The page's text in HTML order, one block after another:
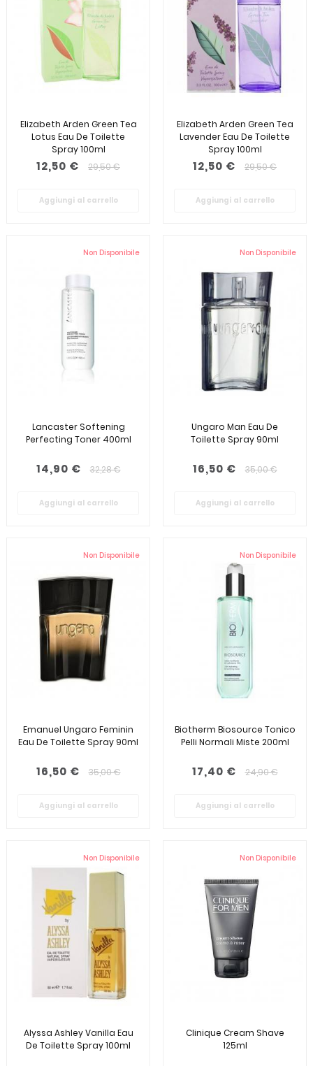
Elizabeth Arden Green Tea
Lotus Eau De Toilette
Spray 100ml
12,50 € 29,50 €
Aggiungi al carrello
Elizabeth Arden Green Tea
Lavender Eau De Toilette
Spray 100ml
12,50 € 29,50 €
Aggiungi al carrello
Non Disponibile
Lancaster Softening
Perfecting Toner 400ml
14,90 € 32,28 €
Aggiungi al carrello
Non Disponibile
Ungaro Man Eau De
Toilette Spray 90ml
16,50 € 35,00 €
Aggiungi al carrello
Non Disponibile
Emanuel Ungaro Feminin
Eau De Toilette Spray 90ml
16,50 € 35,00 €
Aggiungi al carrello
Non Disponibile
Biotherm Biosource Tonico
Pelli Normali Miste 200ml
17,40 € 24,90 €
Aggiungi al carrello
Non Disponibile
Alyssa Ashley Vanilla Eau
De Toilette Spray 100ml
Non Disponibile
Clinique Cream Shave
125ml